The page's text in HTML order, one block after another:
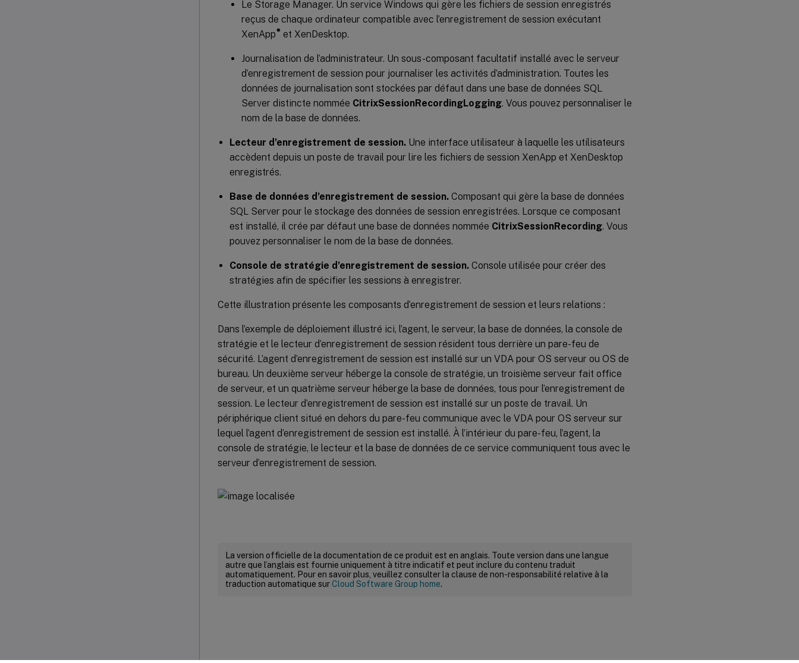
Le Storage Manager. Un service Windows qui gère les fichiers de session enregistrés
reçus de chaque ordinateur compatible avec l’enregistrement de session exécutant
XenApp® et XenDesktop.
Journalisation de l’administrateur. Un sous-composant facultatif installé avec le serveur
d’enregistrement de session pour journaliser les activités d’administration. Toutes les
données de journalisation sont stockées par défaut dans une base de données SQL
Server distincte nommée CitrixSessionRecordingLogging. Vous pouvez personnaliser le
nom de la base de données.
Lecteur d’enregistrement de session. Une interface utilisateur à laquelle les utilisateurs
accèdent depuis un poste de travail pour lire les fichiers de session XenApp et XenDesktop
enregistrés.
Base de données d’enregistrement de session. Composant qui gère la base de données
SQL Server pour le stockage des données de session enregistrées. Lorsque ce composant
est installé, il crée par défaut une base de données nommée CitrixSessionRecording. Vous
pouvez personnaliser le nom de la base de données.
Console de stratégie d’enregistrement de session. Console utilisée pour créer des
stratégies afin de spécifier les sessions à enregistrer.
Cette illustration présente les composants d’enregistrement de session et leurs relations :
Dans l’exemple de déploiement illustré ici, l’agent, le serveur, la base de données, la console de
stratégie et le lecteur d’enregistrement de session résident tous derrière un pare-feu de
sécurité. L’agent d’enregistrement de session est installé sur un VDA pour OS serveur ou OS de
bureau. Un deuxième serveur héberge la console de stratégie, un troisième serveur fait office
de serveur, et un quatrième serveur héberge la base de données, tous pour l’enregistrement de
session. Le lecteur d’enregistrement de session est installé sur un poste de travail. Un
périphérique client situé en dehors du pare-feu communique avec le VDA pour OS serveur sur
lequel l’agent d’enregistrement de session est installé. À l’intérieur du pare-feu, l’agent, la
console de stratégie, le lecteur et la base de données de ce service communiquent tous avec le
serveur d’enregistrement de session.
La version officielle de la documentation de ce produit est en anglais. Toute version dans une langue
autre que l’anglais est fournie uniquement à titre indicatif et peut inclure du contenu traduit
automatiquement. Pour en savoir plus, veuillez consulter la clause de non-responsabilité relative à la
traduction automatique surCloud Software Group home.